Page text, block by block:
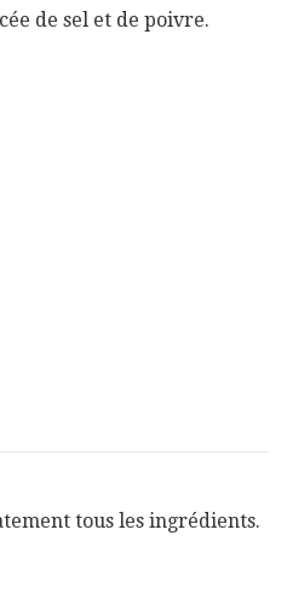
de sel et de poivre.
tous les ingrédients.